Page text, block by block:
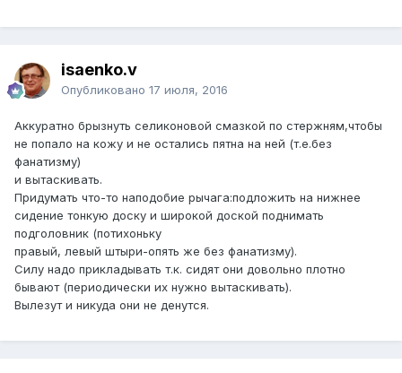
isaenko.v
Опубликовано 17 июля, 2016
Аккуратно брызнуть селиконовой смазкой по стержням,чтобы
не попало на кожу и не остались пятна на ней (т.е.без
фанатизму)
и вытаскивать.
Придумать что-то наподобие рычага:подложить на нижнее
сидение тонкую доску и широкой доской поднимать
подголовник (потихоньку
правый, левый штыри-опять же без фанатизму).
Силу надо прикладывать т.к. сидят они довольно плотно
бывают (периодически их нужно вытаскивать).
Вылезут и никуда они не денутся.